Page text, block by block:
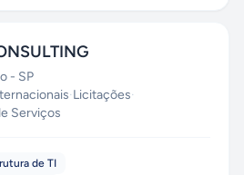
- SP
·Licitações·
Serviços
de TI